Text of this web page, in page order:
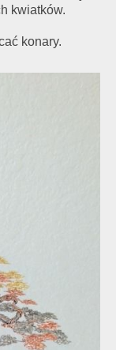
kwiatków.
konary.